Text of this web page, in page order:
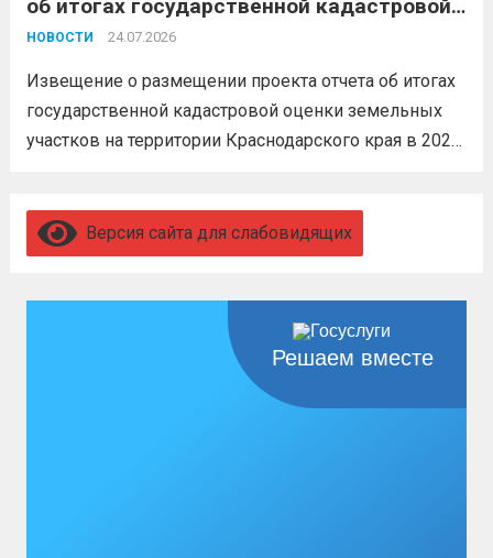
увольнение по окончании срока
гарантировано. Регион предоставляет
бойцам множество мер поддержки:
об итогах государственной кадастровой
оценки земельных участков на
году
НОВОСТИ 24.07.2026
Извещение о размещении проекта отчета об итогах
государственной кадастровой оценки земельных
участков на территории Краснодарского края в 2026
Версия сайта для слабовидящих
Решаем вместе